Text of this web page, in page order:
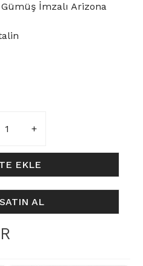
İmzalı Arizona
EKLE
AL